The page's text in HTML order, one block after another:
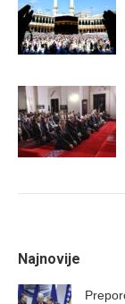
Najnovije